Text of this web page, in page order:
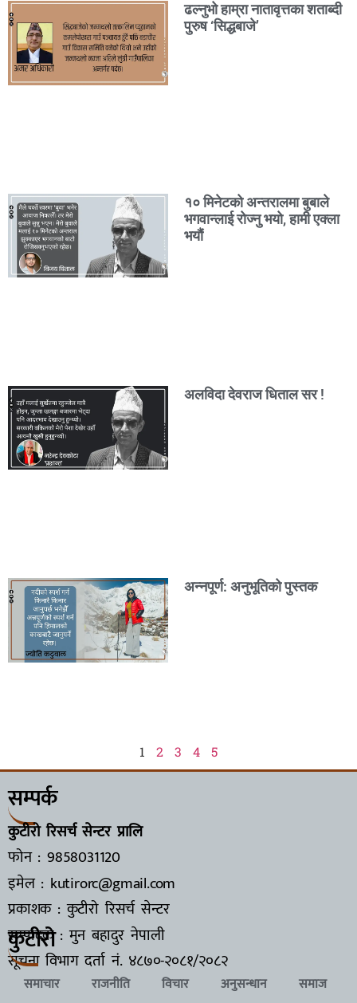
ढल्नुभो हाम्रा नातावृत्तका शताब्दी
पुरुष ‘सिद्धबाजे’
१० मिनेटको अन्तरालमा बुबाले
भगवान्लाई रोज्नु भयो, हामी एक्ला
भयौं
अलविदा देवराज धिताल सर !
अन्नपूर्ण: अनुभूतिको पुस्तक
1 2 3 4 5
सम्पर्क
कुटीरो रिसर्च सेन्टर प्रालि
फोन : 9858031120
इमेल : kutirorc@gmail.com
प्रकाशक : कुटीरो रिसर्च सेन्टर
सम्पादक : मुन बहादुर नेपाली
सूचना विभाग दर्ता नं. ४८७०-२०८१/२०८२
कुटीरो
समाचार राजनीति विचार अनुसन्धान समाज